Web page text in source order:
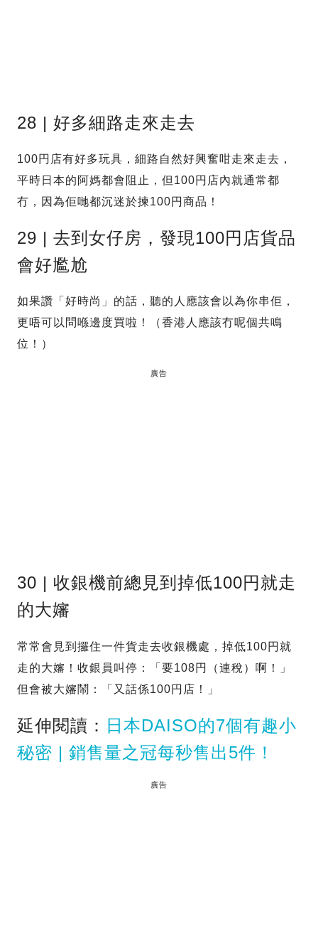
28 | 好多細路走來走去
100円店有好多玩具，細路自然好興奮咁走來走去，
平時日本的阿媽都會阻止，但100円店內就通常都
冇，因為佢哋都沉迷於揀100円商品！
29 | 去到女仔房，發現100円店貨品
會好尷尬
如果讚「好時尚」的話，聽的人應該會以為你串佢，
更唔可以問喺邊度買啦！（香港人應該冇呢個共鳴
位！）
廣告
30 | 收銀機前總見到掉低100円就走
的大嬸
常常會見到攞住一件貨走去收銀機處，掉低100円就
走的大嬸！收銀員叫停：「要108円（連稅）啊！」
但會被大嬸鬧：「又話係100円店！」
延伸閱讀： 日本DAISO的7個有趣小
秘密 | 銷售量之冠每秒售出5件！
廣告